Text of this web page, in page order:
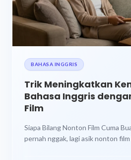
BAHASA INGGRIS
Trik Meningkatkan
Bahasa Inggris
Film
Siapa Bilang Nonton Film Cuma
pernah nggak, lagi asik nonton